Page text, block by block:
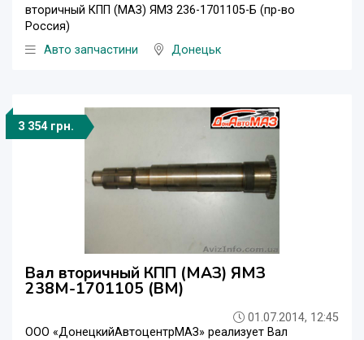
вторичный КПП (МАЗ) ЯМЗ 236-1701105-Б (пр-во
Россия)
Авто запчастини
Донецьк
3 354 грн.
Вал вторичный КПП (МАЗ) ЯМЗ
238М-1701105 (ВМ)
01.07.2014, 12:45
ООО «ДонецкийАвтоцентрМАЗ» реализует Вал